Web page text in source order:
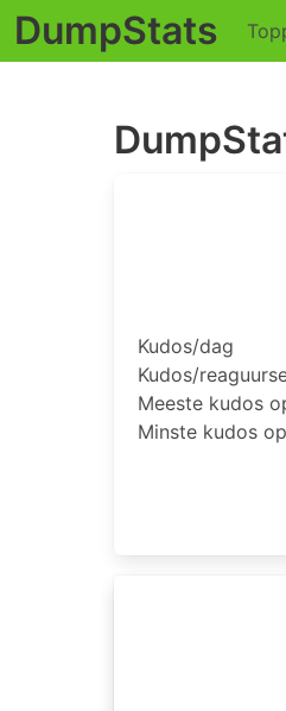
DumpStats
Kudos/dag
Kudos/
Meeste kudos
Minste kudos